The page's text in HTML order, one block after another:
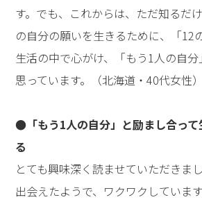
す。でも、これからは、ただ知るだ
の自分の願いを生きるために、「12
生活の中で心がけ、「もう1人の自
思っています。（北海道・40代女性）
●「もう1人の自分」と励まし合って
る
とても興味深く読ませていただきま
出会えたようで、ワクワクしていま